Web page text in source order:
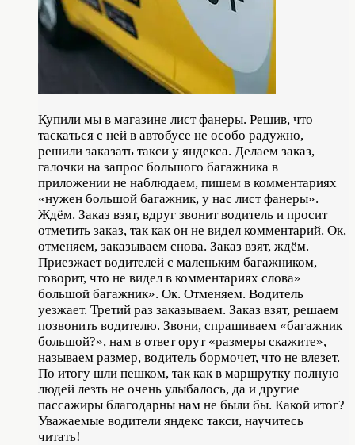
Купили мы в магазине лист фанеры. Решив, что
таскаться с ней в автобусе не особо радужно,
решили заказать такси у яндекса. Делаем заказ,
галочки на запрос большого багажника в
приложении не наблюдаем, пишем в комментариях
«нужен большой багажник, у нас лист фанеры».
Ждём. Заказ взят, вдруг звонит водитель и просит
отметить заказ, так как он не видел комментарий. Ок,
отменяем, заказываем снова. Заказ взят, ждём.
Приезжает водителей с маленьким багажником,
говорит, что не видел в комментариях слова»
большой багажник». Ок. Отменяем. Водитель
уезжает. Третий раз заказываем. Заказ взят, решаем
позвонить водителю. Звони, спрашиваем «багажник
большой?», нам в ответ орут «размеры скажите»,
называем размер, водитель бормочет, что не влезет.
По итогу шли пешком, так как в маршрутку полную
людей лезть не очень улыбалось, да и другие
пассажиры благодарны нам не были бы. Какой итог?
Уважаемые водители яндекс такси, научитесь
читать!